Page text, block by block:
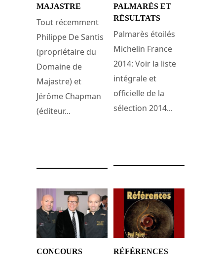
MAJASTRE
Tout récemment
Philippe De Santis
(propriétaire du
Domaine de
Majastre) et
Jérôme Chapman
(éditeur...
PALMARÈS ET
RÉSULTATS
Palmarès étoilés
Michelin France
2014: Voir la liste
intégrale et
officielle de la
sélection 2014...
CONCOURS
RÉFÉRENCES